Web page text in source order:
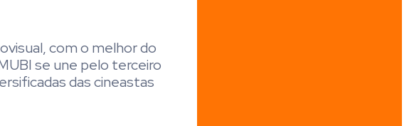
com o melhor do
se une pelo terceiro
das cineastas